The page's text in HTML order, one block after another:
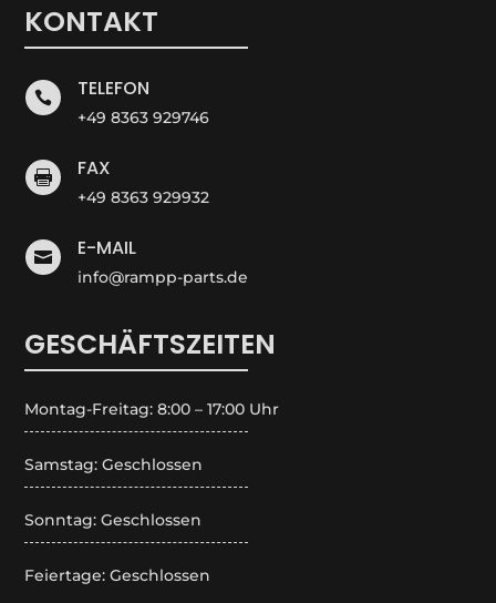
KONTAKT
 TELEFON
+49 8363 929746
 FAX
+49 8363 929932
 E-MAIL
info@rampp-parts.de
GESCHÄFTSZEITEN
Montag-Freitag: 8:00 – 17:00 Uhr
Samstag: Geschlossen
Sonntag: Geschlossen
Feiertage: Geschlossen